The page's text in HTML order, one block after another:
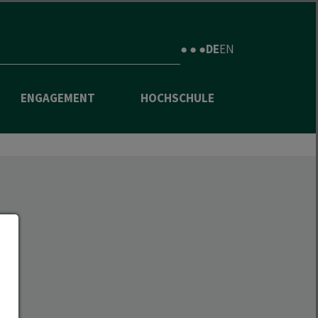
● ● ●DEEN
ENGAGEMENT HOCHSCHULE